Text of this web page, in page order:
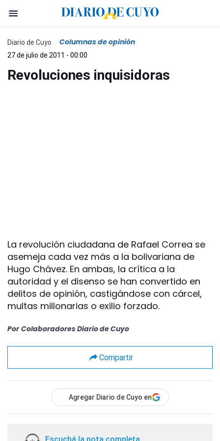
Diario de Cuyo Columnas de opinión
27 de julio de 2011 - 00:00
Revoluciones inquisidoras
La revolución ciudadana de Rafael Correa se
asemeja cada vez más a la bolivariana de
Hugo Chávez. En ambas, la crítica a la
autoridad y el disenso se han convertido en
delitos de opinión, castigándose con cárcel,
multas millonarias o exilio forzado.
Por Colaboradores Diario de Cuyo
Compartir
Agregar Diario de Cuyo en